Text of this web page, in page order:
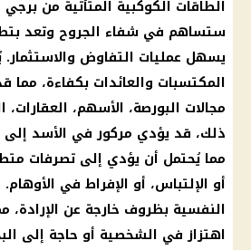
الطاقات الكوكبية المتأتية من
ستساهم في شفاء الجروح وتعد
يسهل عمليات التفاوض والاستثمار.
المكتسبات والعائدات بكفاءة،
مجالات البورصة، الأسهم، العقارات،
ذلك، قد يؤدي مركور في الأسد إلى
مما يُحتمل أن يؤدي إلى تصرفات
أو الإلتباس، أو الإفراط في الأوهام.
النفسية بظروف خارجة عن الإرادة،
اهتزاز في الشخصية أو حاجة إلى